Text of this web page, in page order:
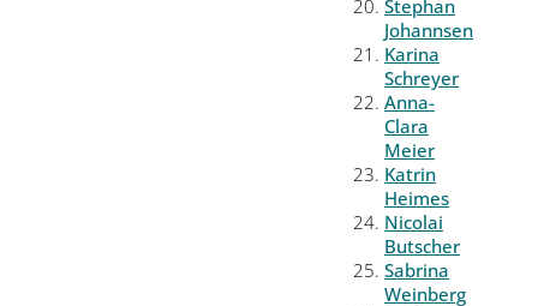
Stephan
Johannsen
Karina
Schreyer
Anna-
Clara
Meier
Katrin
Heimes
Nicolai
Butscher
Sabrina
Weinberg